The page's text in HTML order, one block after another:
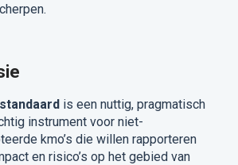
is een nuttig, pragmatisch
instrument voor niet-
kmo’s die willen rapporteren
en risico’s op het gebied van